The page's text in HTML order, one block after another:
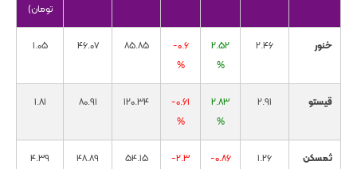
تومان)
خنور 2.46
2.52
%
-0.6
%
85.85
46.07
1.05
قیستو 2.91
2.83
%
-0.61
%
120.34
80.91
1.81
ثمسکن 1.26
-0.86
-2.3
54.15
48.89
4.39